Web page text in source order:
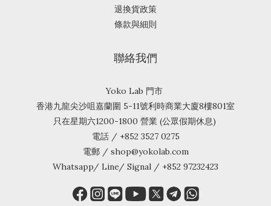
退換貨政策
條款與細則
聯絡我們
Yoko Lab 門市
香港九龍尖沙咀嘉蘭圍 5-11號利時商業大廈8樓801室
只在星期六1200-1800 營業 (公眾假期休息)
電話 / +852 3527 0275
電郵 / shop@yokolab.com
Whatsapp/ Line/ Signal / +852 97232423